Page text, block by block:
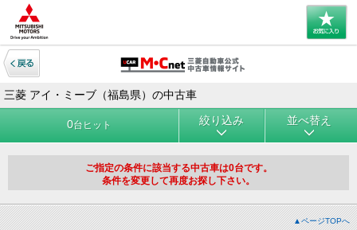
三菱 アイ・ミーブ（福島県）の中古車
0台ヒット 絞り込み 並べ替え
ご指定の条件に該当する中古車は0台です。
条件を変更して再度お探し下さい。
▲ページTOPへ